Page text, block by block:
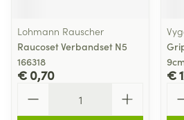
Lohmann Rauscher
Raucoset Verbandset N5
166318
€ 0,70 €